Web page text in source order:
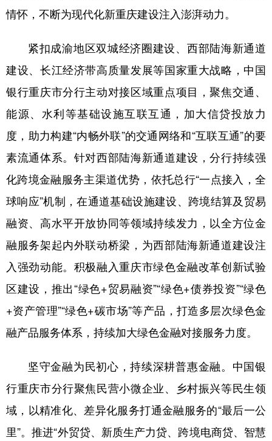
情怀，不断为现代化新重庆建设注入澎湃动力。
紧扣成渝地区双城经济圈建设、西部陆海新通道
建设、长江经济带高质量发展等国家重大战略，中国
银行重庆市分行主动对接区域重点项目，聚焦交通、
能源、水利等基础设施互联互通，加大信贷投放力
度，助力构建“内畅外联”的交通网络和“互联互通”的要
素流通体系。针对西部陆海新通道建设，分行持续强
化跨境金融服务主渠道优势，依托总行“一点接入，全
球响应”机制，在通道基础设施建设、跨境结算及贸易
融资、高水平开放协同等领域持续发力，以全方位金
融服务架起内外联动桥梁，为西部陆海新通道建设注
入强劲动能。积极融入重庆市绿色金融改革创新试验
区建设，推出“绿色+贸易融资”“绿色+债券投资”“绿色
+资产管理”“绿色+碳市场”等产品，打造多层次绿色金
融产品服务体系，持续加大绿色金融对接服务力度。
坚守金融为民初心，持续深耕普惠金融。中国银
行重庆市分行聚焦民营小微企业、乡村振兴等民生领
域，以精准化、差异化服务打通金融服务的“最后一公
里”。推进“外贸贷、新质生产力贷、跨境电商贷、智慧